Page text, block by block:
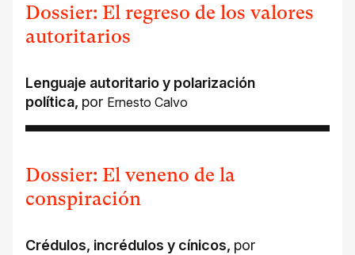
Dossier: El regreso de los valores
autoritarios
Lenguaje autoritario y polarización
política, por Ernesto Calvo
Dossier: El veneno de la
conspiración
Crédulos, incrédulos y cínicos, por